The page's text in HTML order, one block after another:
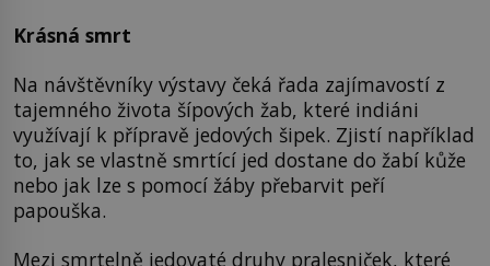
Krásná smrt
Na návštěvníky výstavy čeká řada zajímavostí z
tajemného života šípových žab, které indiáni
využívají k přípravě jedových šipek. Zjistí například
to, jak se vlastně smrtící jed dostane do žabí kůže
nebo jak lze s pomocí žáby přebarvit peří
papouška.
Mezi smrtelně jedovaté druhy pralesniček, které